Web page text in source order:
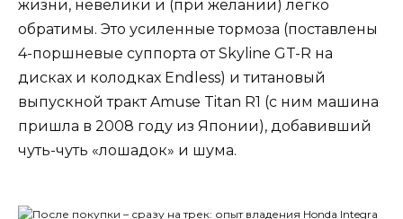
жизни, невелики и (при желании) легко
обратимы. Это усиленные тормоза (поставлены
4-поршневые суппорта от Skyline GT-R на
дисках и колодках Endless) и титановый
выпускной тракт Amuse Titan R1 (с ним машина
пришла в 2008 году из Японии), добавивший
чуть-чуть «лошадок» и шума.